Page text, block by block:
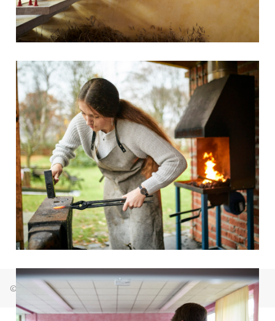
© Freie Waldorfschule Bremen Osterholz 2026